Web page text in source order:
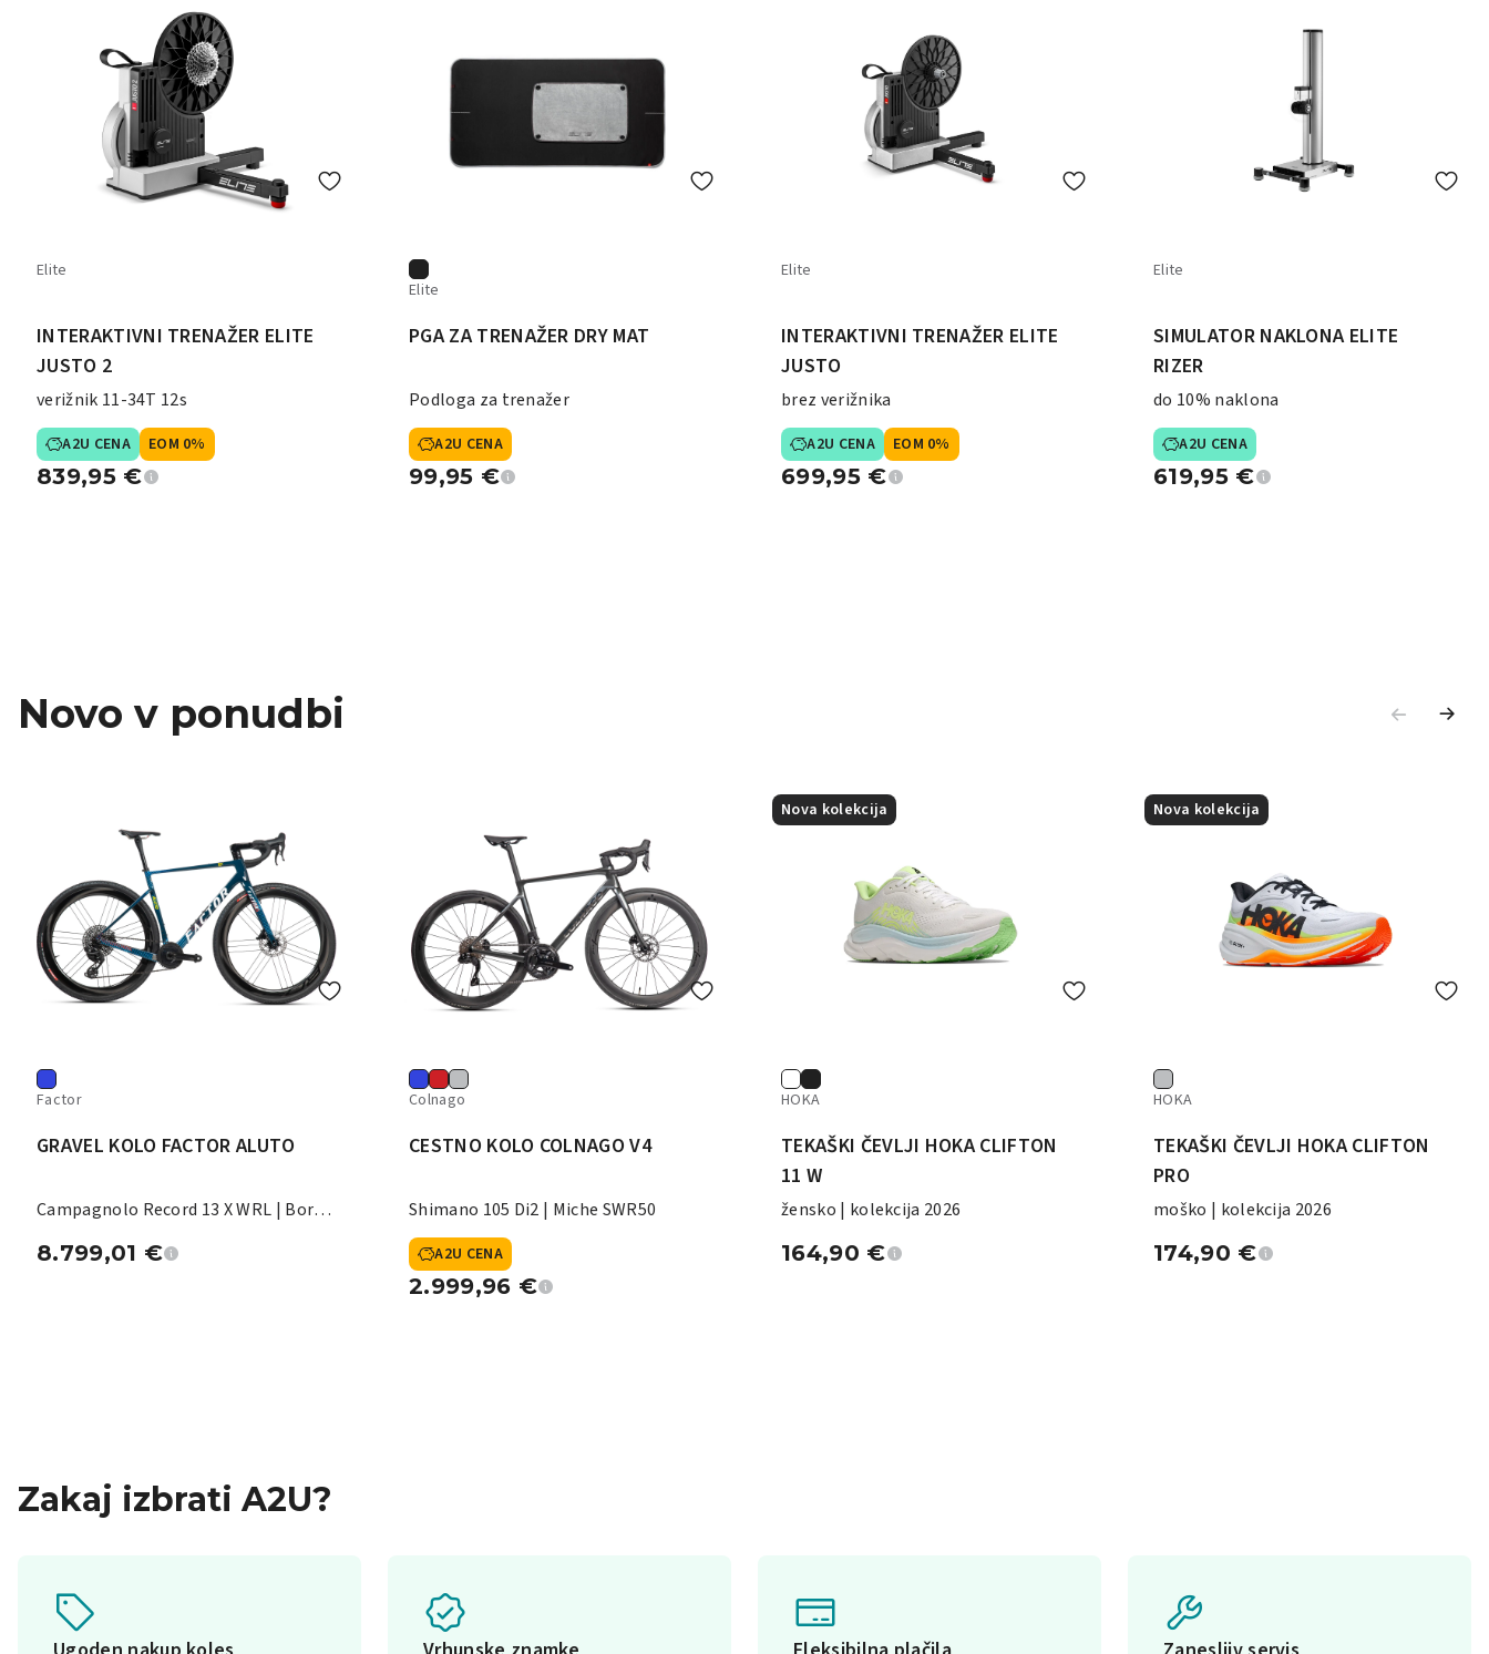
Elite
INTERAKTIVNI TRENAŽER ELITE
JUSTO 2
verižnik 11-34T 12s
A2U CENA EOM 0%
839,95 €
Elite
PGA ZA TRENAŽER DRY MAT
Podloga za trenažer
A2U CENA
99,95 €
Elite
INTERAKTIVNI TRENAŽER ELITE
JUSTO
brez verižnika
A2U CENA EOM 0%
699,95 €
Elite
SIMULATOR NAKLONA ELITE
RIZER
do 10% naklona
A2U CENA
619,95 €
Novo v ponudbi
Factor
GRAVEL KOLO FACTOR ALUTO
Campagnolo Record 13 X WRL | Bora
8.799,01 €
Colnago
CESTNO KOLO COLNAGO V4
Shimano 105 Di2 | Miche SWR50
A2U CENA
2.999,96 €
Nova kolekcija
HOKA
TEKAŠKI ČEVLJI HOKA CLIFTON
11 W
žensko | kolekcija 2026
164,90 €
Nova kolekcija
HOKA
TEKAŠKI ČEVLJI HOKA CLIFTON
PRO
moško | kolekcija 2026
174,90 €
Zakaj izbrati A2U?